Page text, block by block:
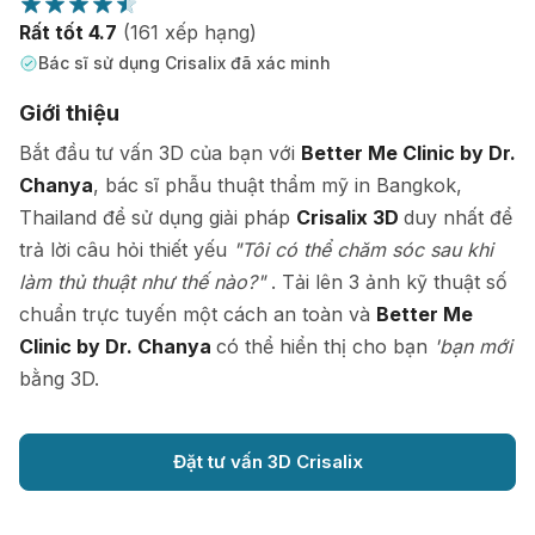
Rất tốt 4.7 (161 xếp hạng)
Bác sĩ sử dụng Crisalix đã xác minh
Giới thiệu
Bắt đầu tư vấn 3D của bạn với Better Me Clinic by Dr.
Chanya, bác sĩ phẫu thuật thẩm mỹ in Bangkok,
Thailand để sử dụng giải pháp Crisalix 3D duy nhất để
trả lời câu hỏi thiết yếu "Tôi có thể chăm sóc sau khi
làm thủ thuật như thế nào?" . Tải lên 3 ảnh kỹ thuật số
chuẩn trực tuyến một cách an toàn và Better Me
Clinic by Dr. Chanya có thể hiển thị cho bạn 'bạn mới
bằng 3D.
Đặt tư vấn 3D Crisalix